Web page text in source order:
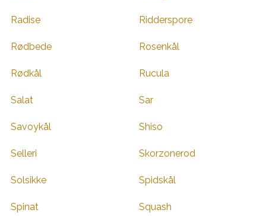
Radise Ridderspore
Rødbede Rosenkål
Rødkål Rucula
Salat Sar
Savoykål Shiso
Selleri Skorzonerod
Solsikke Spidskål
Spinat Squash